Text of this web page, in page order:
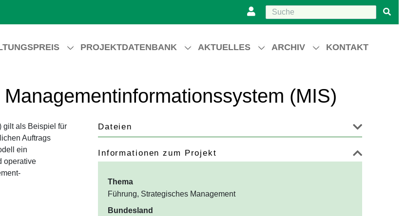
PROJEKTDATENBANK AKTUELLES ARCHIV KONTAKT
(MIS)
Dateien
Informationen zum Projekt
Thema
Führung, Strategisches Management
Bundesland
gilt als Beispiel für
Auftrags
ein
operative